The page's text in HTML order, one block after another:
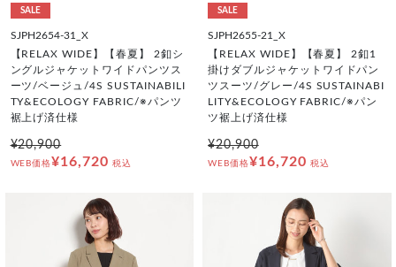
SALE
SJPH2654-31_X
【RELAX WIDE】【春夏】 2釦シ
ングルジャケットワイドパンツス
ーツ/ベージュ/4S SUSTAINABILI
TY&ECOLOGY FABRIC/※パンツ
裾上げ済仕様
¥20,900
WEB価格¥16,720 税込
SALE
SJPH2655-21_X
【RELAX WIDE】【春夏】 2釦1
掛けダブルジャケットワイドパン
ツスーツ/グレー/4S SUSTAINABI
LITY&ECOLOGY FABRIC/※パン
ツ裾上げ済仕様
¥20,900
WEB価格¥16,720 税込